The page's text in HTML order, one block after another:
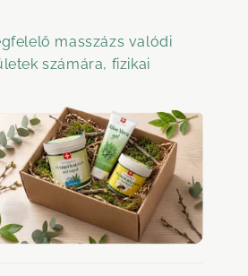
masszázs valódi
számára, fizikai